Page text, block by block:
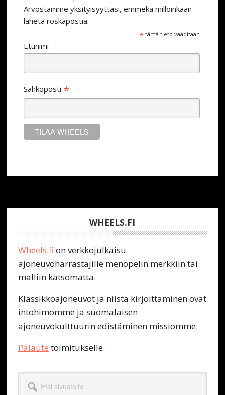
Arvostamme yksityisyyttäsi, emmekä milloinkaan
lähetä roskapostia.
*tämä tieto vaaditaan
Etunimi
Sähköposti *
WHEELS.FI
Wheels.fi on verkkojulkaisu
ajoneuvoharrastajille menopelin merkkiin tai
malliin katsomatta.
Klassikkoajoneuvot ja niistä kirjoittaminen ovat
intohimomme ja suomalaisen
ajoneuvokulttuurin edistäminen missiomme.
Palaute toimitukselle.
sivustolta